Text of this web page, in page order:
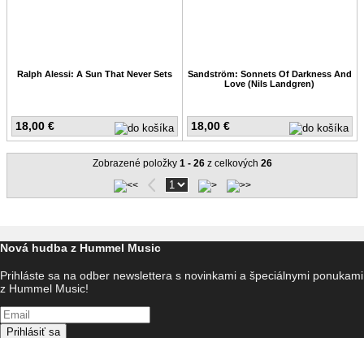
18,00 €
Ralph Alessi: A Sun That Never Sets
18,00 €
Sandström: Sonnets Of Darkness And
Love (Nils Landgren)
Zobrazené položky 1 - 26z celkových 26
Nová hudba z Hummel Music
Prihláste sa na odber newslettera s novinkami a špeciálnymi ponukami
z Hummel Music!
Prihlásiť sa